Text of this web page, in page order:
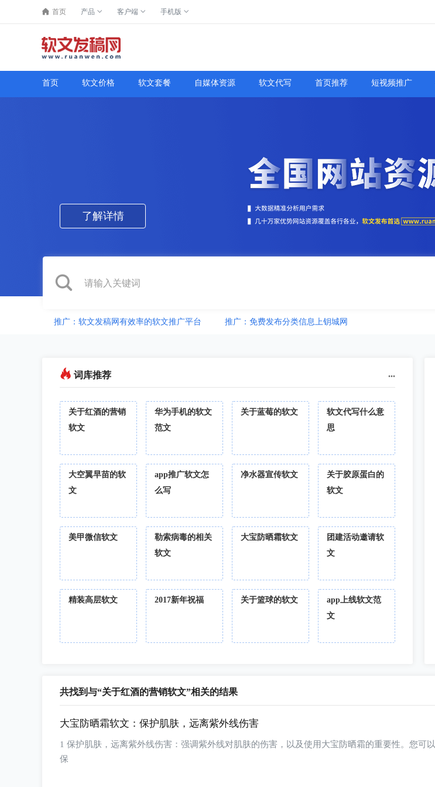
首页 产品 客户端 手机版
首页 软文价格 软文套餐 自媒体资源 软文代写 首页推荐 短视频推广
了解详情
推广：软文发稿网有效率的软文推广平台 推广：免费发布分类信息上钥城网
词库推荐 ...
关于红酒的营销
软文
华为手机的软文
范文
关于蓝莓的软文
软文代写什么意
思
大空翼早苗的软
文
app推广软文怎
么写
净水器宣传软文
关于胶原蛋白的
软文
美甲微信软文
勒索病毒的相关
软文
大宝防晒霜软文
团建活动邀请软
文
精装高层软文 2017新年祝福 关于篮球的软文
app上线软文范
文
共找到与“关于红酒的营销软文”相关的结果
大宝防晒霜软文：保护肌肤，远离紫外线伤害
1 保护肌肤，远离紫外线伤害：强调紫外线对肌肤的伤害，以及使用大宝防晒霜的重要性。您可以提到产品含有维生素C和抗氧化成分，有助于
保